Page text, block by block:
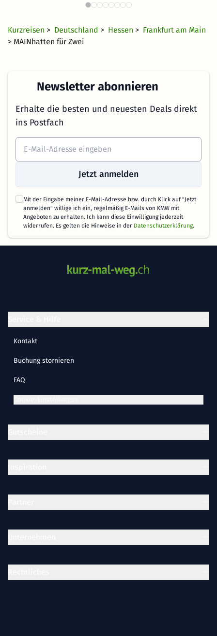
13 Angebote
Kurzreisen > Deutschland > Hessen > Frankfurt am Main
> MAINhatten für Zwei
Newsletter abonnieren
Erhalte die besten und neuesten Deals direkt
ins Postfach
Jetzt anmelden
Mit der Eingabe meiner E-Mail-Adresse bzw. durch Klick auf "Jetzt
anmelden" willige ich ein, regelmäßig E-Mails von KMW mit
Angeboten zu erhalten. Ich kann diese Einwilligung jederzeit
widerrufen. Es gelten die Hinweise in der Datenschutzerklärung.
Kontakt
Buchung stornieren
FAQ